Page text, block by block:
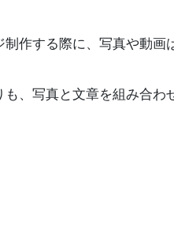
制作する際に、写真や動画
も、写真と文章を組み合わ